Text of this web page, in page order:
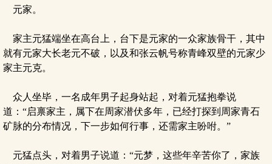
元家。
家主元猛端坐在高台上，台下是元家的一众家族骨干，其中
就有元家大长老元不破，以及和张云帆号称青峰双壁的元家少
家主元克。
众人坐毕，一名成年男子起身站起，对着元猛抱拳说
道：“启禀家主，属下在周家潜伏多年，已经打探到周家青石
矿脉的分布情况，下一步如何行事，还需家主吩咐。”
元猛点头，对着男子说道：“元梦，这些年辛苦你了，家族